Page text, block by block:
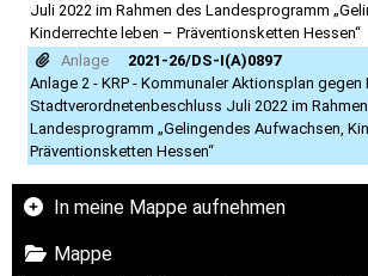
Juli 2022 im Rahmen des Landesprogramm
Kinderrechte leben – Präventionsketten Hessen“
Anlage
2021-26/DS-I(A)0897
Anlage 2 - KRP - Kommunaler Aktionsplan
Stadtverordnetenbeschluss Juli 2022 im
Landesprogramm „Gelingendes Aufwachsen,
Präventionsketten Hessen“
In meine Mappe aufnehmen
Mappe